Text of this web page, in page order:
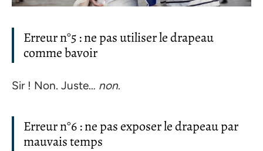
Erreur n°5 : ne pas utiliser le drapeau
comme bavoir
Sir ! Non. Juste… non.
Erreur n°6 : ne pas exposer le drapeau par
mauvais temps